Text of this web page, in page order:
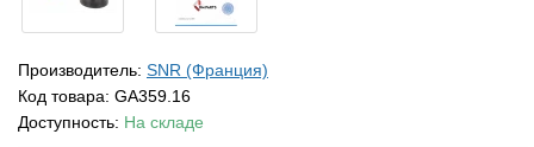
Производитель: SNR (Франция)
Код товара: GA359.16
Доступность: На складе